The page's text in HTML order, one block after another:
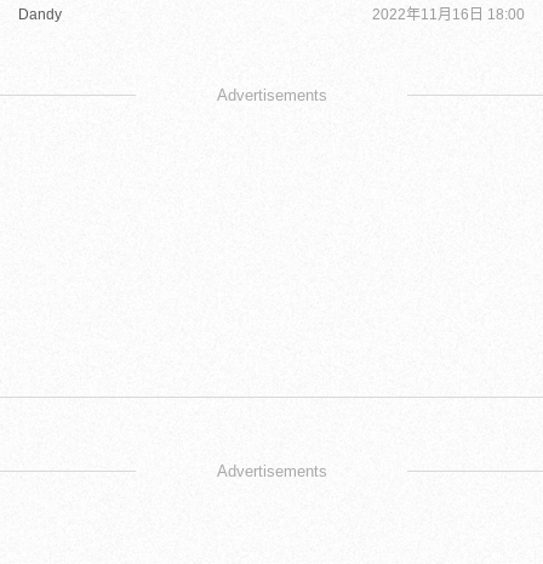
Dandy 2022年11月16日 18:00
Advertisements
Advertisements